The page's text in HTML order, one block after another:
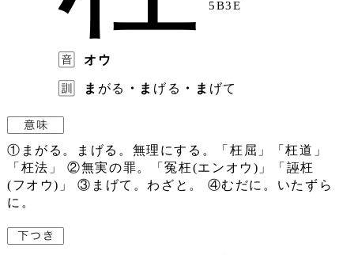
5B3E
オウ
ま がる ・ま げる ・ま げて
①まがる。まげる。無理にする。「枉屈」「枉道」
「枉法」 ②無実の罪。「冤枉(エンオウ)」「誣枉
(フオウ)」 ③まげて。わざと。 ④むだに。いたずら
に。